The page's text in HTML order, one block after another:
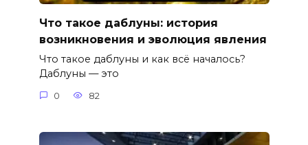
Что такое даблуны: история
возникновения и эволюция явления
Что такое даблуны и как всё началось?
Даблуны — это
0 82